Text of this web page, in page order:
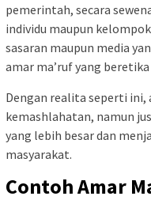
pemerintah, secara
individu maupun
sasaran maupun media
amar ma’ruf yang
Dengan realita seperti ini,
kemashlahatan, namun
yang lebih besar dan
masyarakat.
Contoh Amar